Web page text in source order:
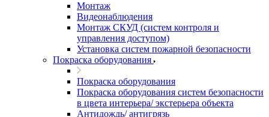
Монтаж
Видеонаблюдения
Монтаж СКУД (систем контроля и
управления доступом)
Установка систем пожарной безопасности
Покраска оборудования
Покраска оборудования
Покраска оборудования систем безопасности
в цвета интерьера/ экстерьера объекта
Антидождь/ антигрязь